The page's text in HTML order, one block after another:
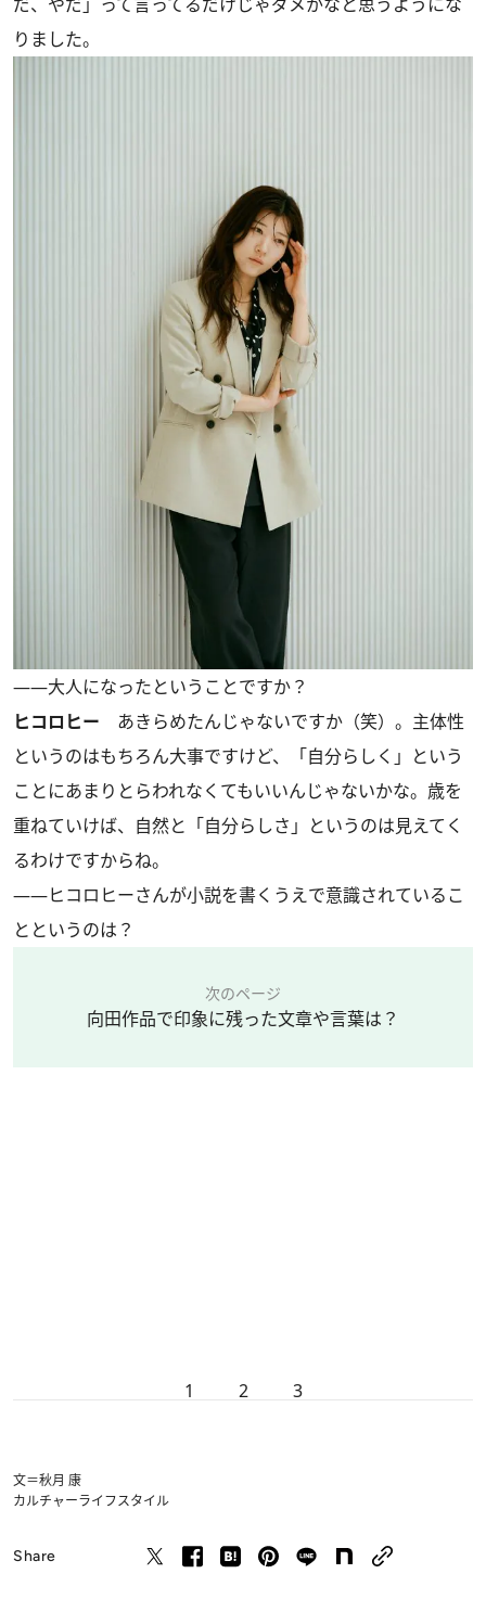
りました。
――大人になったということですか？
ヒコロヒー あきらめたんじゃないですか（笑）。主体性
というのはもちろん大事ですけど、「自分らしく」という
ことにあまりとらわれなくてもいいんじゃないかな。歳を
重ねていけば、自然と「自分らしさ」というのは見えてく
るわけですからね。
――ヒコロヒーさんが小説を書くうえで意識されているこ
とというのは？
次のページ
向田作品で印象に残った文章や言葉は？
1 2 3
文＝秋月 康
カルチャーライフスタイル
Share